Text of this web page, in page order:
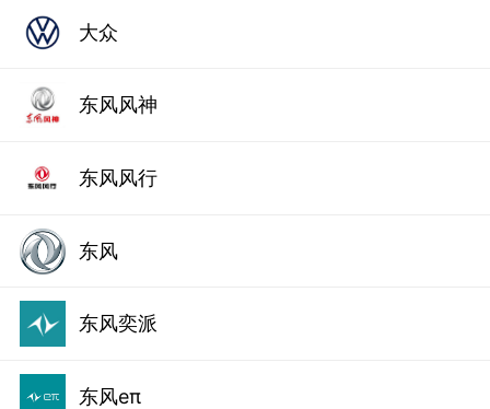
大众
东风风神
东风风行
东风
东风奕派
东风eπ